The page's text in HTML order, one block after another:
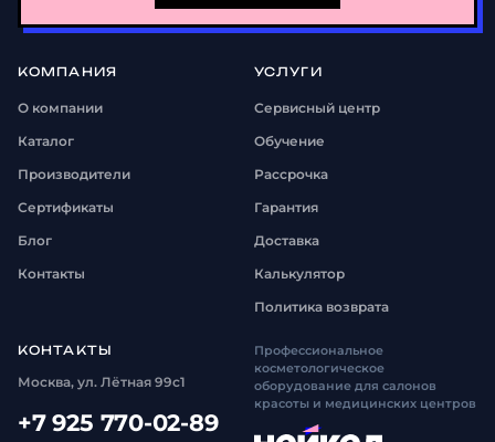
КОМПАНИЯ
О компании
Каталог
Производители
Сертификаты
Блог
Контакты
УСЛУГИ
Сервисный центр
Обучение
Рассрочка
Гарантия
Доставка
Калькулятор
Политика возврата
КОНТАКТЫ
Москва, ул. Лётная 99с1
+7 925 770-02-89
Профессиональное
косметологическое
оборудование для салонов
красоты и медицинских центров